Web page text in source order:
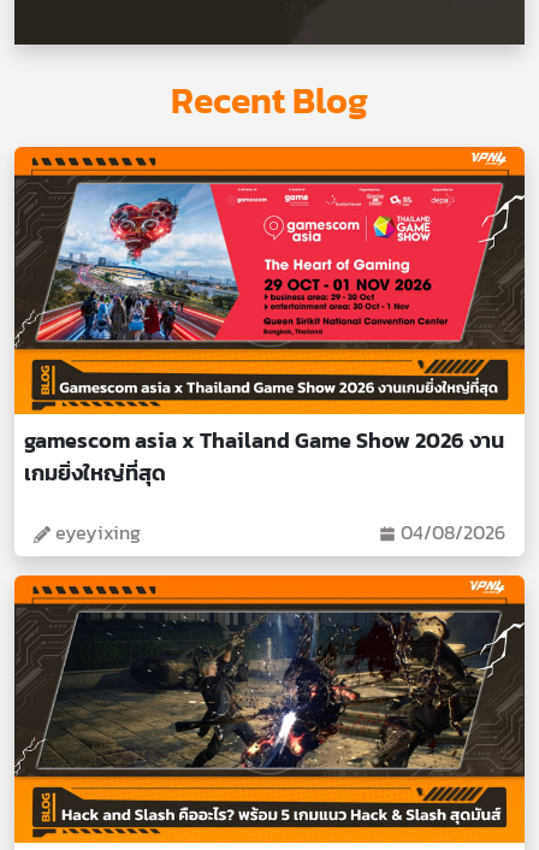
Recent Blog
gamescom asia x Thailand Game Show 2026 งาน
เกมยิ่งใหญ่ที่สุด
eyeyixing 04/08/2026